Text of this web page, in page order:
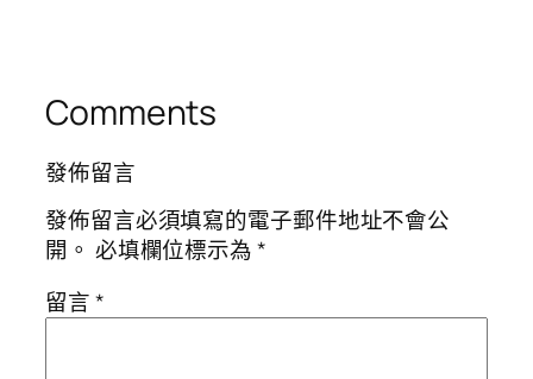
Comments
發佈留言
發佈留言必須填寫的電子郵件地址不會公
開。 必填欄位標示為*
留言*